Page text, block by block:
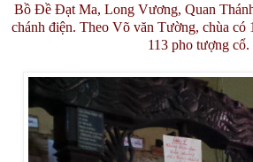
Bồ Đề Đạt Ma, Long Vương, Quan
chánh điện. Theo Võ văn Tường, chùa có
113 pho tượng cổ.